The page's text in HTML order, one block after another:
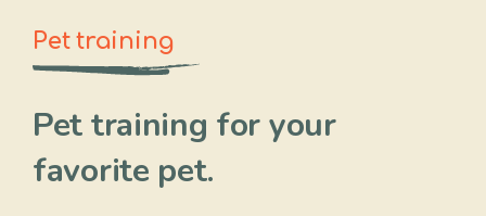
Pet training
Pet training for your
favorite pet.